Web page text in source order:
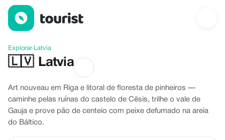
Descubra Latvia
Explorar›Latvia
🇱🇻 Latvia
Art nouveau em Riga e litoral de floresta de pinheiros —
caminhe pelas ruínas do castelo de Cēsis, trilhe o vale de
Gauja e prove pão de centeio com peixe defumado na areia
do Báltico.